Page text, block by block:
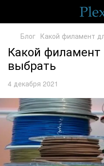
Блог Какой филамент
Какой
выбрать
4 декабря 2021